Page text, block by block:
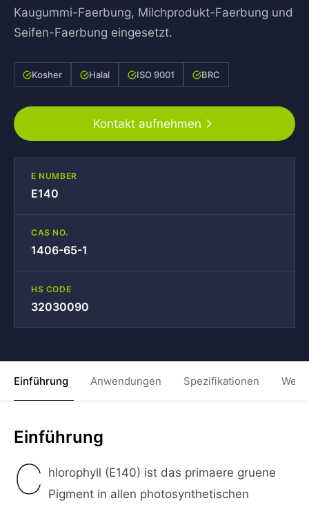
Kaugummi-Faerbung, Milchprodukt-Faerbung und
Seifen-Faerbung eingesetzt.
Kosher Halal ISO 9001 BRC
Kontakt aufnehmen
E NUMBER
E140
CAS NO.
1406-65-1
HS CODE
32030090
Einführung Anwendungen Spezifikationen
Einführung
C hlorophyll (E140) ist das primaere gruene
Pigment in allen photosynthetischen